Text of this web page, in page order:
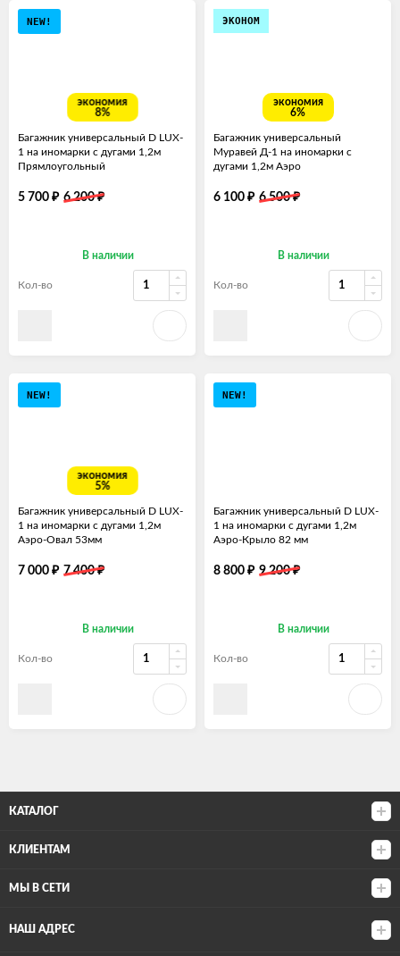
NEW!
экономия
8%
Багажник универсальный D LUX-
1 на иномарки с дугами 1,2м
Прямлоугольный
5 700 ₽ 6 200₽
В наличии
Кол-во
ЭКОНОМ
экономия
6%
Багажник универсальный
Муравей Д-1 на иномарки с
дугами 1,2м Аэро
6 100 ₽ 6 500₽
В наличии
Кол-во
NEW!
экономия
5%
Багажник универсальный D LUX-
1 на иномарки с дугами 1,2м
Аэро-Овал 53мм
7 000 ₽ 7 400₽
В наличии
Кол-во
NEW!
Багажник универсальный D LUX-
1 на иномарки с дугами 1,2м
Аэро-Крыло 82 мм
8 800 ₽ 9 200₽
В наличии
Кол-во
КАТАЛОГ
КЛИЕНТАМ
МЫ В СЕТИ
НАШ АДРЕС